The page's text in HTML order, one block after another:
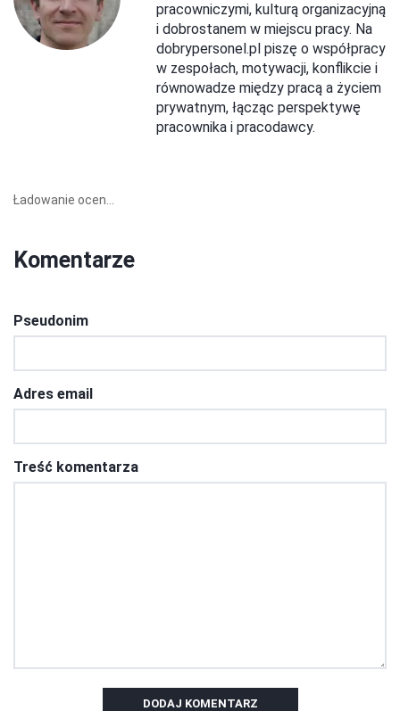
pracowniczymi, kulturą organizacyjną
i dobrostanem w miejscu pracy. Na
dobrypersonel.pl piszę o współpracy
w zespołach, motywacji, konflikcie i
równowadze między pracą a życiem
prywatnym, łącząc perspektywę
pracownika i pracodawcy.
Ładowanie ocen...
Komentarze
Pseudonim
Adres email
Treść komentarza
DODAJ KOMENTARZ